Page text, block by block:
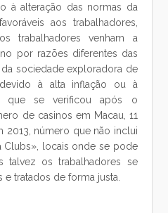
à alteração das normas da
aos trabalhadores,
trabalhadores venham a
por razões diferentes das
sociedade exploradora de
à alta inflação ou à
que se verificou após o
de casinos em Macau, 11
2013, número que não inclui
Clubs», locais onde se pode
talvez os trabalhadores se
tratados de forma justa.